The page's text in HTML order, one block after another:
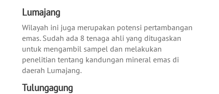
Lumajang
Wilayah ini juga merupakan potensi pertambangan
emas. Sudah ada 8 tenaga ahli yang ditugaskan
untuk mengambil sampel dan melakukan
penelitian tentang kandungan mineral emas di
daerah Lumajang.
Tulungagung